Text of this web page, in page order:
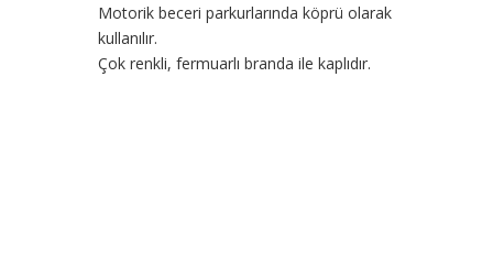
Motorik beceri parkurlarında köprü olarak
kullanılır.
Çok renkli, fermuarlı branda ile kaplıdır.